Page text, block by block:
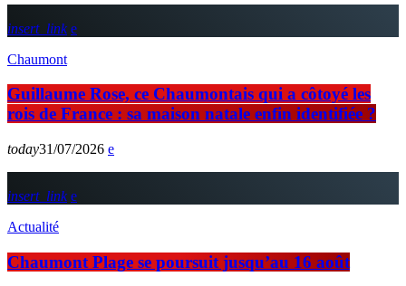
insert_link
Chaumont
Guillaume Rose, ce Chaumontais qui a côtoyé les
rois de France : sa maison natale enfin identifiée ?
today31/07/2026
insert_link
Actualité
Chaumont Plage se poursuit jusqu’au 16 août